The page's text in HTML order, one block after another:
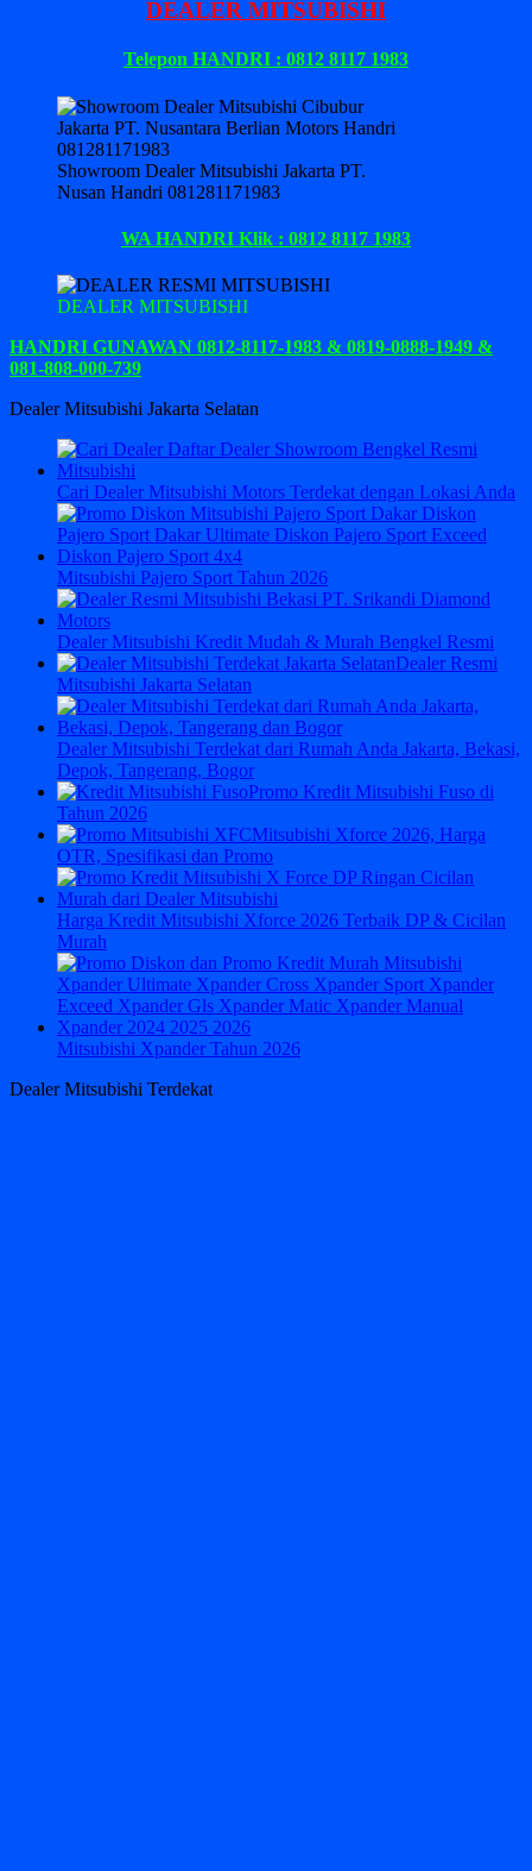
DEALER MITSUBISHI
Telepon HANDRI : 0812 8117 1983
Showroom Dealer Mitsubishi Jakarta PT.
Nusan Handri 081281171983
WA HANDRI Klik : 0812 8117 1983
DEALER MITSUBISHI
HANDRI GUNAWAN 0812-8117-1983 & 0819-0888-1949 &
081-808-000-739
Dealer Mitsubishi Jakarta Selatan
Cari Dealer Mitsubishi Motors Terdekat dengan Lokasi Anda
Mitsubishi Pajero Sport Tahun 2026
Dealer Mitsubishi Kredit Mudah & Murah Bengkel Resmi
Dealer Resmi
Mitsubishi Jakarta Selatan
Dealer Mitsubishi Terdekat dari Rumah Anda Jakarta, Bekasi,
Depok, Tangerang, Bogor
Promo Kredit Mitsubishi Fuso di
Tahun 2026
Mitsubishi Xforce 2026, Harga
OTR, Spesifikasi dan Promo
Harga Kredit Mitsubishi Xforce 2026 Terbaik DP & Cicilan
Murah
Mitsubishi Xpander Tahun 2026
Dealer Mitsubishi Terdekat